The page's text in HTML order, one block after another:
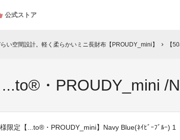
公式ストア
い空間設計。軽く柔らかいミニ長財布【PROUDY_mini】 chevron_right 【
・PROUDY_mini /
限定【...to®・PROUDY_mini】Navy Blue(ﾈｲﾋﾞｰﾌﾞﾙｰ) 1